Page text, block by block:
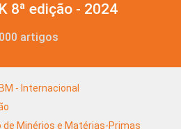
8ª edição - 2024
artigos
- Internacional
de Minérios e Matérias-Primas